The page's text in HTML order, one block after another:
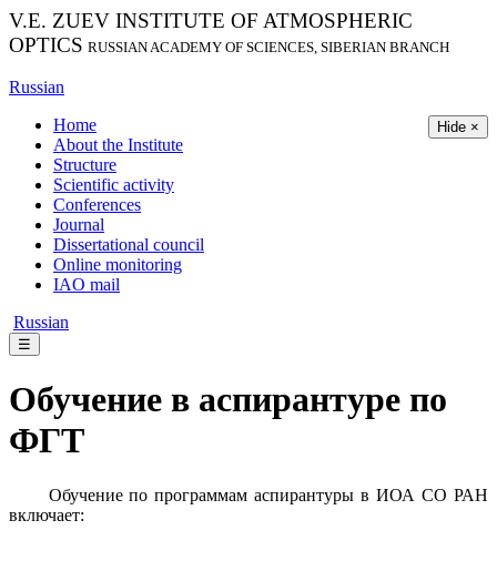
V.E. ZUEV INSTITUTE OF ATMOSPHERIC
OPTICS RUSSIAN ACADEMY OF SCIENCES, SIBERIAN BRANCH
Russian
Hide ×
Home
About the Institute
Structure
Scientific activity
Conferences
Journal
Dissertational council
Online monitoring
IAO mail
Russian
☰
Обучение в аспирантуре по
ФГТ
Обучение по программам аспирантуры в ИОА СО РАН
включает: